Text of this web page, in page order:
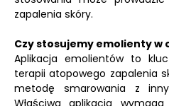
zapalenia skóry.
Czy stosujemy emolienty w
Aplikacja emolientów to
terapii atopowego zapalenia
metodę smarowania z
Właściwa aplikacja